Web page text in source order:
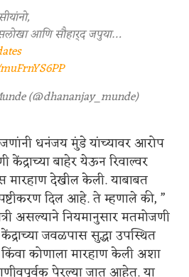
आणि सौहार्द जपुया…
(@dhananjay_munde)
जणांनी धनंजय मुंडे यांच्यावर आरोप
बाहेर येऊन रिवाल्वर
देखील केली. याबाबत
दिल आहे. ते म्हणाले की, ”
असल्याने नियमानुसार मतमोजणी
जवळपास सुद्धा उपस्थित
कोणाला मारहाण केली अशा